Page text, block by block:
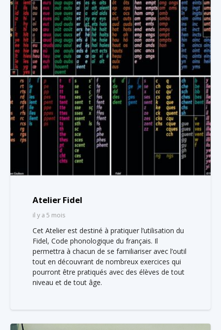
Atelier Fidel
il y a 5 mois
Cet Atelier est destiné à pratiquer l’utilisation du
Fidel, Code phonologique du français. Il
permettra à chacun de se familiariser avec l’outil
tout en découvrant de nombreux exercices qui
pourront être pratiqués avec des élèves de tout
niveau et de tout âge.